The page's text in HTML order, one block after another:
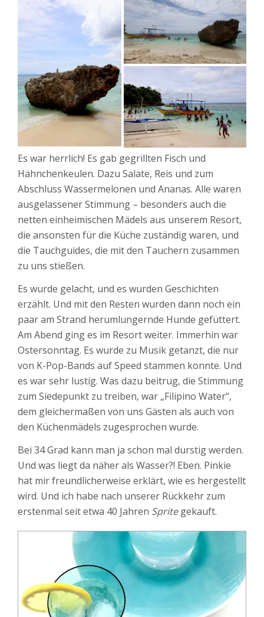
Es war herrlich! Es gab gegrillten Fisch und
Hähnchenkeulen. Dazu Salate, Reis und zum
Abschluss Wassermelonen und Ananas. Alle waren
ausgelassener Stimmung – besonders auch die
netten einheimischen Mädels aus unserem Resort,
die ansonsten für die Küche zuständig waren, und
die Tauchguides, die mit den Tauchern zusammen
zu uns stießen.
Es wurde gelacht, und es wurden Geschichten
erzählt. Und mit den Resten wurden dann noch ein
paar am Strand herumlungernde Hunde gefüttert.
Am Abend ging es im Resort weiter. Immerhin war
Ostersonntag. Es wurde zu Musik getanzt, die nur
von K-Pop-Bands auf Speed stammen konnte. Und
es war sehr lustig. Was dazu beitrug, die Stimmung
zum Siedepunkt zu treiben, war „Filipino Water“,
dem gleichermaßen von uns Gästen als auch von
den Küchenmädels zugesprochen wurde.
Bei 34 Grad kann man ja schon mal durstig werden.
Und was liegt da näher als Wasser?! Eben. Pinkie
hat mir freundlicherweise erklärt, wie es hergestellt
wird. Und ich habe nach unserer Rückkehr zum
erstenmal seit etwa 40 Jahren Spritegekauft.